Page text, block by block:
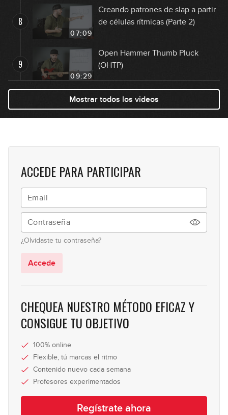
8
07:09
Creando patrones de slap a partir
de células rítmicas (Parte 2)
9
09:29
Open Hammer Thumb Pluck
(OHTP)
10
05:49
Open Hammer Thumb Pluck:
Ejercicios e ideas
11
12
13
El doble pulgar (double thumb)
15
Patrones típicos de slap (parte 1)
Patrones típicos de slap (parte 2)
Consejos
Mostrar todos los videos
ACCEDE PARA PARTICIPAR
¿Olvidaste tu contraseña?
Accede
CHEQUEA NUESTRO MÉTODO EFICAZ Y
CONSIGUE TU OBJETIVO
100% online
Flexible, tú marcas el ritmo
Contenido nuevo cada semana
Profesores experimentados
Regístrate ahora